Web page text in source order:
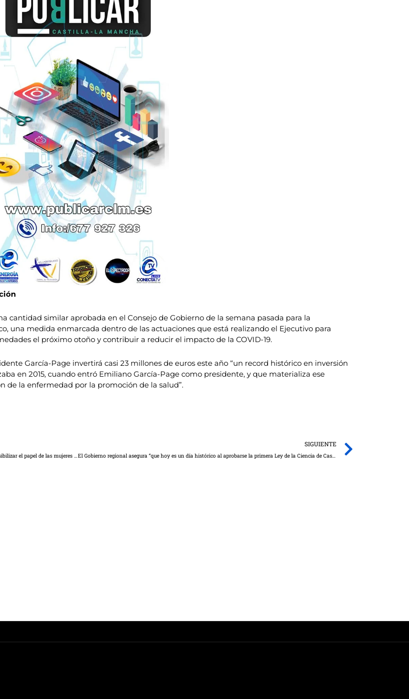
cantidad similar aprobada en el Consejo de Gobierno de la semana pasada para la
una medida enmarcada dentro de las actuaciones que está realizando el Ejecutivo para
el próximo otoño y contribuir a reducir el impacto de la COVID-19.
García-Page invertirá casi 23 millones de euros este año “un record histórico en inversión
en 2015, cuando entró Emiliano García-Page como presidente, y que materializa ese
de la enfermedad por la promoción de la salud”.
El Gobierno de Castilla-La Mancha reitera la importancia de reconocer y visibilizar el papel de las mujeres artistas de Castilla-La Mancha
SIGUIENTE
El Gobierno regional asegura “que hoy es un día histórico al aprobarse la primera Ley de la Ciencia de Castilla-La Mancha”